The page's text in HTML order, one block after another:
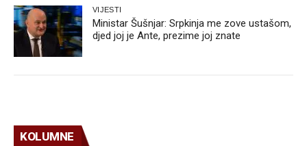
VIJESTI
Ministar Šušnjar: Srpkinja me zove ustašom,
djed joj je Ante, prezime joj znate
KOLUMNE